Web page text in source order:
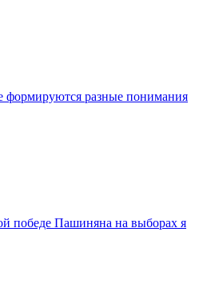
формируются разные понимания
победе Пашиняна на выборах я